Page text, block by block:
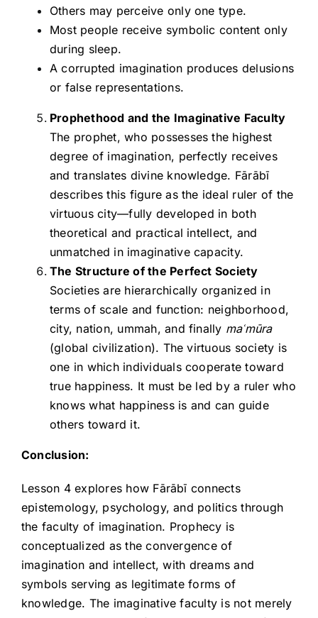
Others may perceive only one type.
Most people receive symbolic content only
during sleep.
A corrupted imagination produces delusions
or false representations.
Prophethood and the Imaginative Faculty
The prophet, who possesses the highest
degree of imagination, perfectly receives
and translates divine knowledge. Fārābī
describes this figure as the ideal ruler of the
virtuous city—fully developed in both
theoretical and practical intellect, and
unmatched in imaginative capacity.
The Structure of the Perfect Society
Societies are hierarchically organized in
terms of scale and function: neighborhood,
city, nation, ummah, and finally maʿmūra
(global civilization). The virtuous society is
one in which individuals cooperate toward
true happiness. It must be led by a ruler who
knows what happiness is and can guide
others toward it.
Conclusion:
Lesson 4 explores how Fārābī connects
epistemology, psychology, and politics through
the faculty of imagination. Prophecy is
conceptualized as the convergence of
imagination and intellect, with dreams and
symbols serving as legitimate forms of
knowledge. The imaginative faculty is not merely